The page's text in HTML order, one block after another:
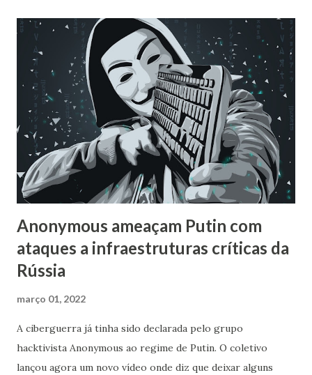
Anonymous ameaçam Putin com
ataques a infraestruturas críticas da
Rússia
março 01, 2022
A ciberguerra já tinha sido declarada pelo grupo
hacktivista Anonymous ao regime de Putin. O coletivo
lançou agora um novo vídeo onde diz que deixar alguns